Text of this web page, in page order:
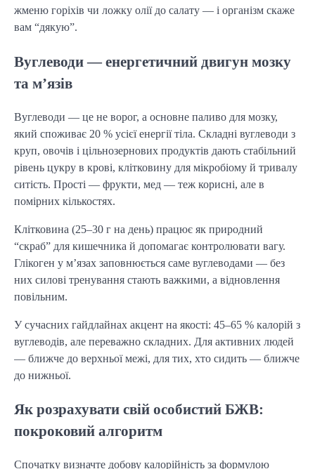
жменю горіхів чи ложку олії до салату — і організм скаже
вам “дякую”.
Вуглеводи — енергетичний двигун мозку
та м’язів
Вуглеводи — це не ворог, а основне паливо для мозку,
який споживає 20 % усієї енергії тіла. Складні вуглеводи з
круп, овочів і цільнозернових продуктів дають стабільний
рівень цукру в крові, клітковину для мікробіому й тривалу
ситість. Прості — фрукти, мед — теж корисні, але в
помірних кількостях.
Клітковина (25–30 г на день) працює як природний
“скраб” для кишечника й допомагає контролювати вагу.
Глікоген у м’язах заповнюється саме вуглеводами — без
них силові тренування стають важкими, а відновлення
повільним.
У сучасних гайдлайнах акцент на якості: 45–65 % калорій з
вуглеводів, але переважно складних. Для активних людей
— ближче до верхньої межі, для тих, хто сидить — ближче
до нижньої.
Як розрахувати свій особистий БЖВ:
покроковий алгоритм
Спочатку визначте добову калорійність за формулою